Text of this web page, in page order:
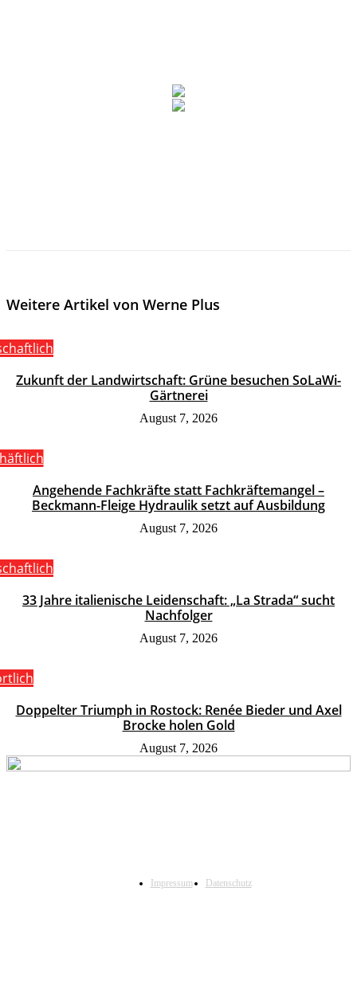
Weitere Artikel von Werne Plus
Zukunft der Landwirtschaft: Grüne besuchen SoLaWi-
Gärtnerei
August 7, 2026
Angehende Fachkräfte statt Fachkräftemangel –
Beckmann-Fleige Hydraulik setzt auf Ausbildung
August 7, 2026
33 Jahre italienische Leidenschaft: „La Strada“ sucht
Nachfolger
August 7, 2026
Doppelter Triumph in Rostock: Renée Bieder und Axel
Brocke holen Gold
August 7, 2026
Impressum Datenschutz